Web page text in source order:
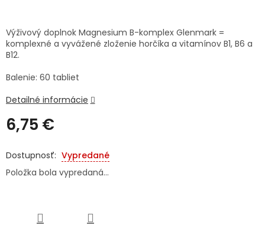
LIEKY
VETERINA
ZNAČKY
6,75 €
cena:
Vypredané
Položka bola vypredaná…
Výživový doplnok Magnesium B-komplex Glenmark =
komplexné a vyvážené zloženie horčíka a vitamínov B1, B6 a
B12.
Balenie: 60 tabliet
Detailné informácie